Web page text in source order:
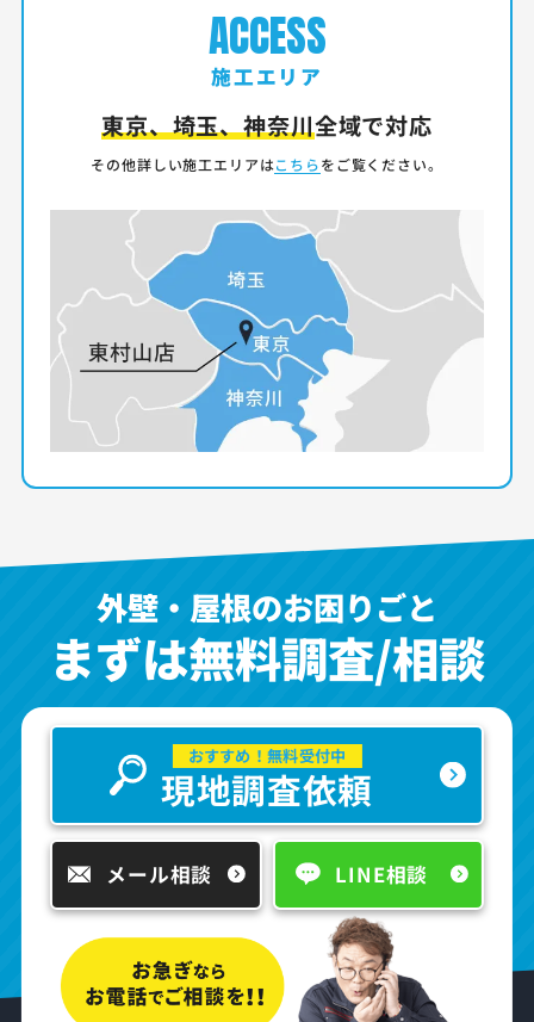
ACCESS
施工エリア
東京、埼玉、神奈川全域で対応
その他詳しい施工エリアはこちらをご覧ください。
外壁・屋根のお困りごと
まずは無料調査/相談
おすすめ！無料受付中
現地調査依頼
メール相談 LINE相談